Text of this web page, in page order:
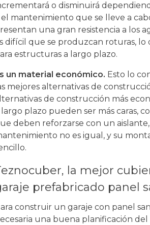
o disminuirá
mantenimiento que se lleve a
una gran resistencia a los
difícil que se produzcan roturas, lo
estructuras a largo plazo.
un material económico. Esto lo
mejores alternativas de
de construcción más
largo plazo pueden ser más caras,
deben reforzarse con un aislante,
no es igual, y su
la mejor
prefabricado panel
construir un garaje con panel
una buena planificación del